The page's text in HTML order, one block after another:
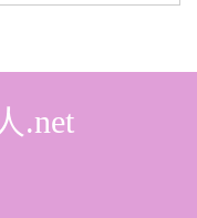
.net